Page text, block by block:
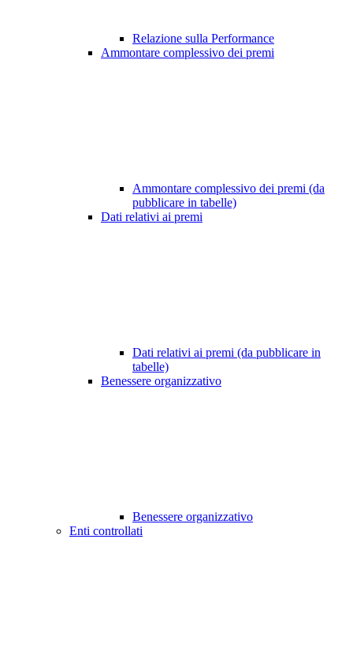
Relazione sulla Performance
Ammontare complessivo dei premi
Ammontare complessivo dei premi (da
pubblicare in tabelle)
Dati relativi ai premi
Dati relativi ai premi (da pubblicare in
tabelle)
Benessere organizzativo
Benessere organizzativo
Enti controllati